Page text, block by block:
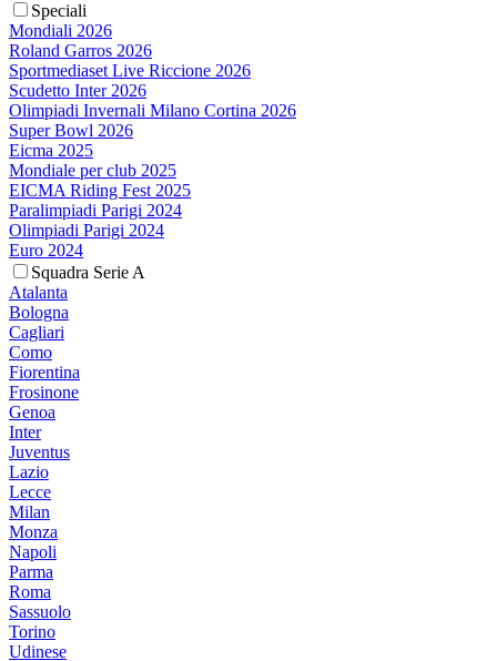
Speciali
Mondiali 2026
Roland Garros 2026
Sportmediaset Live Riccione 2026
Scudetto Inter 2026
Olimpiadi Invernali Milano Cortina 2026
Super Bowl 2026
Eicma 2025
Mondiale per club 2025
EICMA Riding Fest 2025
Paralimpiadi Parigi 2024
Olimpiadi Parigi 2024
Euro 2024
Squadra Serie A
Atalanta
Bologna
Cagliari
Como
Fiorentina
Frosinone
Genoa
Inter
Juventus
Lazio
Lecce
Milan
Monza
Napoli
Parma
Roma
Sassuolo
Torino
Udinese